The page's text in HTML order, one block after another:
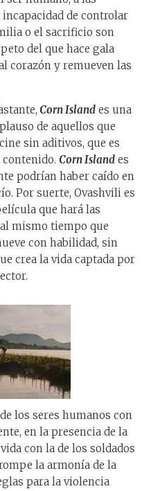
de controlar
o el sacrificio son
del que hace gala
corazón y remueven las
Corn Island es una
de aquellos que
sin aditivos, que es
contenido. Corn Island es
podrían haber caído en
Por suerte, Ovashvili es
que hará las
mismo tiempo que
con habilidad, sin
crea la vida captada por
los seres humanos con
en la presencia de la
con la de los soldados
la armonía de la
para la violencia